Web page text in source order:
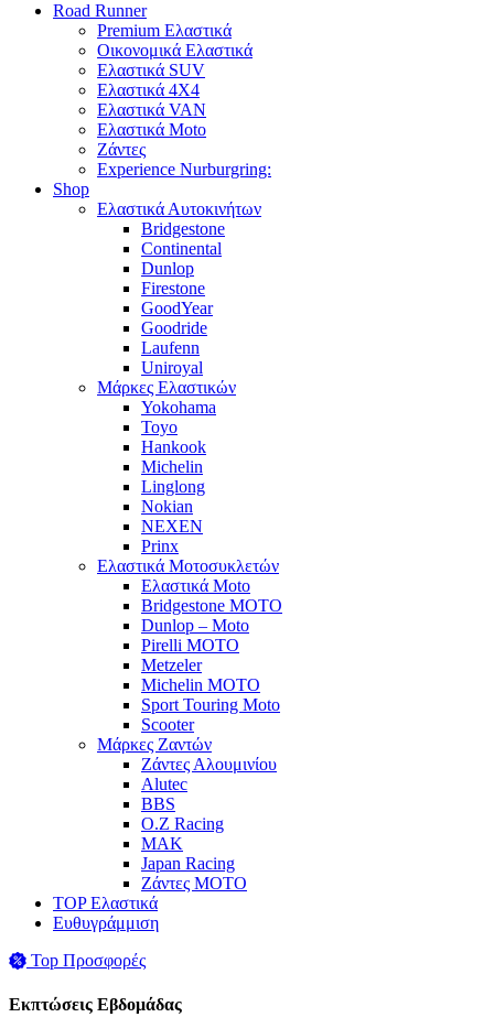
Road Runner
Premium Ελαστικά
Οικονομικά Ελαστικά
Ελαστικά SUV
Ελαστικά 4X4
Ελαστικά VAN
Ελαστικά Moto
Ζάντες
Experience Nurburgring:
Shop
Ελαστικά Αυτοκινήτων
Bridgestone
Continental
Dunlop
Firestone
GoodYear
Goodride
Laufenn
Uniroyal
Μάρκες Ελαστικών
Yokohama
Toyo
Hankook
Michelin
Linglong
Nokian
NEXEN
Prinx
Ελαστικά Μοτοσυκλετών
Ελαστικά Moto
Bridgestone MOTO
Dunlop – Moto
Pirelli MOTO
Metzeler
Michelin MOTO
Sport Touring Moto
Scooter
Μάρκες Ζαντών
Ζάντες Αλουμινίου
Alutec
BBS
O.Z Racing
MAK
Japan Racing
Ζάντες MOTO
TOP Ελαστικά
Ευθυγράμμιση
Top Προσφορές
Εκπτώσεις Εβδομάδας